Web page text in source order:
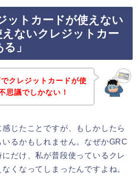
ットカードが使えない
えないクレジットカー
」
クレジットカードが使
思議でしかない！
じたことですが、もしかしたら
るかもしれません。なぜかGRC
だけ、私が普段使っているクレ
くなってしまったんですよね。